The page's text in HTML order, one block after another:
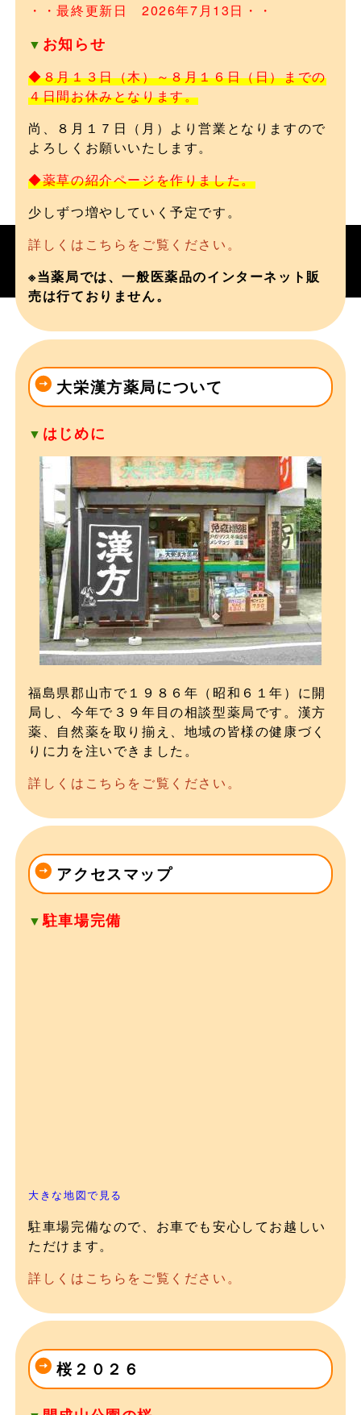
・・最終更新日 2026年7月13日・・
▼ お知らせ
◆８月１３日（木）～８月１６日（日）までの
４日間お休みとなります。
尚、８月１７日（月）より営業となりますので
よろしくお願いいたします。
◆薬草の紹介ページを作りました。
少しずつ増やしていく予定です。
詳しくはこちらをご覧ください。
※当薬局では、一般医薬品のインターネット販
売は行ておりません。
大栄漢方薬局について
▼ はじめに
福島県郡山市で１９８６年（昭和６１年）に開
局し、今年で３９年目の相談型薬局です。漢方
薬、自然薬を取り揃え、地域の皆様の健康づく
りに力を注いできました。
詳しくはこちらをご覧ください。
アクセスマップ
▼駐車場完備
大きな地図で見る
駐車場完備なので、お車でも安心してお越しい
ただけます。
詳しくはこちらをご覧ください。
桜２０２６